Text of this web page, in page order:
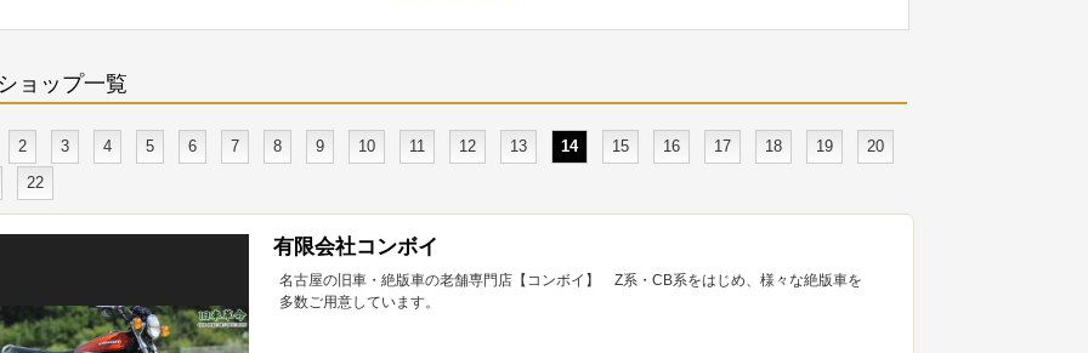
ショップ一覧
2 3 4 5 6 7 8 9 10 11 12 13 14 15 16 17 18 19
20
22
有限会社コンボイ
名古屋の旧車・絶版車の老舗専門店【コンボイ】 Z系・CB系をはじめ、様々な絶版車を
多数ご用意しています。